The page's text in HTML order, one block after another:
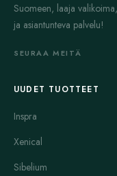
Suomeen, laaja
ja asiantunteva palvelu!
SEURAA MEITÄ
UUDET TUOTTEET
Inspra
Xenical
Sibelium